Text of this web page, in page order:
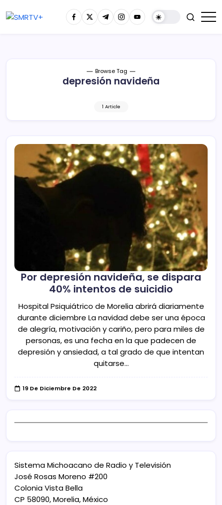
Browse Tag
depresión navideña
1 Article
Por depresión navideña, se dispara
40% intentos de suicidio
Hospital Psiquiátrico de Morelia abrirá diariamente
durante diciembre La navidad debe ser una época
de alegría, motivación y cariño, pero para miles de
personas, es una fecha en la que padecen de
depresión y ansiedad, a tal grado de que intentan
quitarse…
19 De Diciembre De 2022
Sistema Michoacano de Radio y Televisión
José Rosas Moreno #200
Colonia Vista Bella
CP 58090, Morelia, México